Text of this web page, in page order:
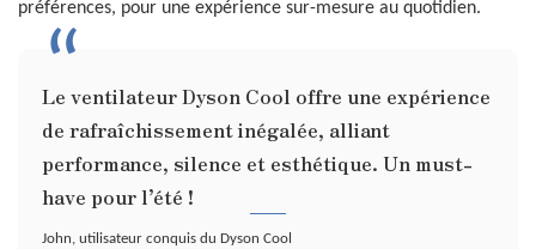
préférences, pour une expérience sur-mesure au quotidien.
Le ventilateur Dyson Cool offre une expérience
de rafraîchissement inégalée, alliant
performance, silence et esthétique. Un must-
have pour l’été !
John, utilisateur conquis du Dyson Cool